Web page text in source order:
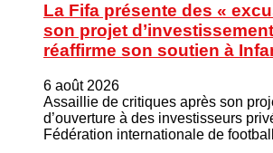
La Fifa présente des «
son projet
réaffirme son soutien à
6 août 2026
Assaillie de critiques après son
d’ouverture à des investisseurs
Fédération internationale de